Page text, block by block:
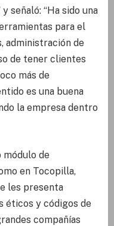
señaló: “Ha sido una
para el
administración de
de tener clientes
más de
es una buena
la empresa dentro
módulo de
en Tocopilla,
les presenta
éticos y códigos de
compañías